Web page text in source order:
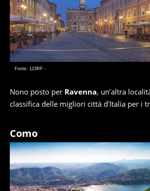
Fonte: 123RF -
Nono posto per Ravenna, un’altra
classifica delle migliori città d'Italia per i
Como